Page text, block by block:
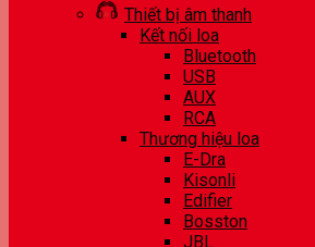
Thiết bị âm thanh
Kết nối loa
Bluetooth
USB
AUX
RCA
Thương hiệu loa
E-Dra
Kisonli
Edifier
Bosston
JBL